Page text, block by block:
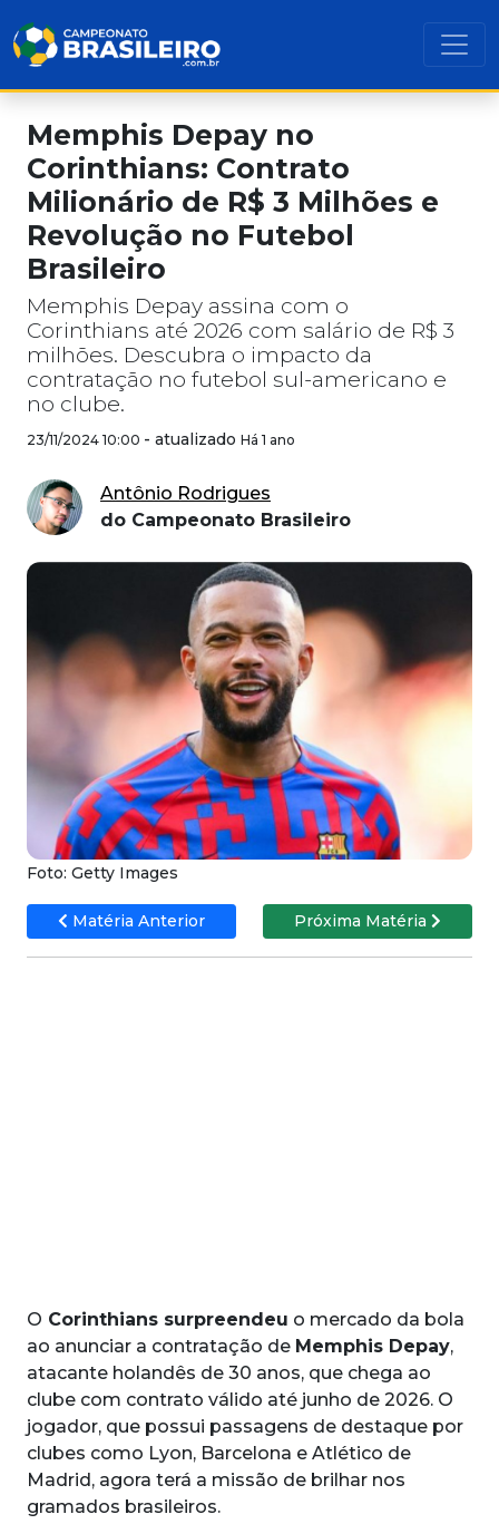
Memphis Depay no
Corinthians: Contrato
Milionário de R$ 3 Milhões e
Revolução no Futebol
Brasileiro
Memphis Depay assina com o
Corinthians até 2026 com salário de R$ 3
milhões. Descubra o impacto da
contratação no futebol sul-americano e
no clube.
23/11/2024 10:00 - atualizado Há 1 ano
Antônio Rodrigues
do Campeonato Brasileiro
Foto: Getty Images
Matéria Anterior Próxima Matéria
O Corinthians surpreendeu o mercado da bola
ao anunciar a contratação de Memphis Depay,
atacante holandês de 30 anos, que chega ao
clube com contrato válido até junho de 2026. O
jogador, que possui passagens de destaque por
clubes como Lyon, Barcelona e Atlético de
Madrid, agora terá a missão de brilhar nos
gramados brasileiros.